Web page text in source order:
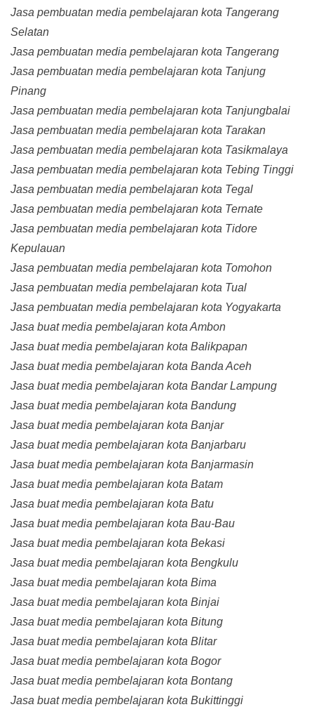
Jasa pembuatan media pembelajaran kota Tangerang
Selatan
Jasa pembuatan media pembelajaran kota Tangerang
Jasa pembuatan media pembelajaran kota Tanjung
Pinang
Jasa pembuatan media pembelajaran kota Tanjungbalai
Jasa pembuatan media pembelajaran kota Tarakan
Jasa pembuatan media pembelajaran kota Tasikmalaya
Jasa pembuatan media pembelajaran kota Tebing Tinggi
Jasa pembuatan media pembelajaran kota Tegal
Jasa pembuatan media pembelajaran kota Ternate
Jasa pembuatan media pembelajaran kota Tidore
Kepulauan
Jasa pembuatan media pembelajaran kota Tomohon
Jasa pembuatan media pembelajaran kota Tual
Jasa pembuatan media pembelajaran kota Yogyakarta
Jasa buat media pembelajaran kota Ambon
Jasa buat media pembelajaran kota Balikpapan
Jasa buat media pembelajaran kota Banda Aceh
Jasa buat media pembelajaran kota Bandar Lampung
Jasa buat media pembelajaran kota Bandung
Jasa buat media pembelajaran kota Banjar
Jasa buat media pembelajaran kota Banjarbaru
Jasa buat media pembelajaran kota Banjarmasin
Jasa buat media pembelajaran kota Batam
Jasa buat media pembelajaran kota Batu
Jasa buat media pembelajaran kota Bau-Bau
Jasa buat media pembelajaran kota Bekasi
Jasa buat media pembelajaran kota Bengkulu
Jasa buat media pembelajaran kota Bima
Jasa buat media pembelajaran kota Binjai
Jasa buat media pembelajaran kota Bitung
Jasa buat media pembelajaran kota Blitar
Jasa buat media pembelajaran kota Bogor
Jasa buat media pembelajaran kota Bontang
Jasa buat media pembelajaran kota Bukittinggi